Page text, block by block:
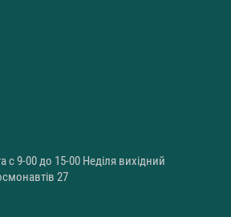
с 9-00 до 15-00 Неділя вихідний
27